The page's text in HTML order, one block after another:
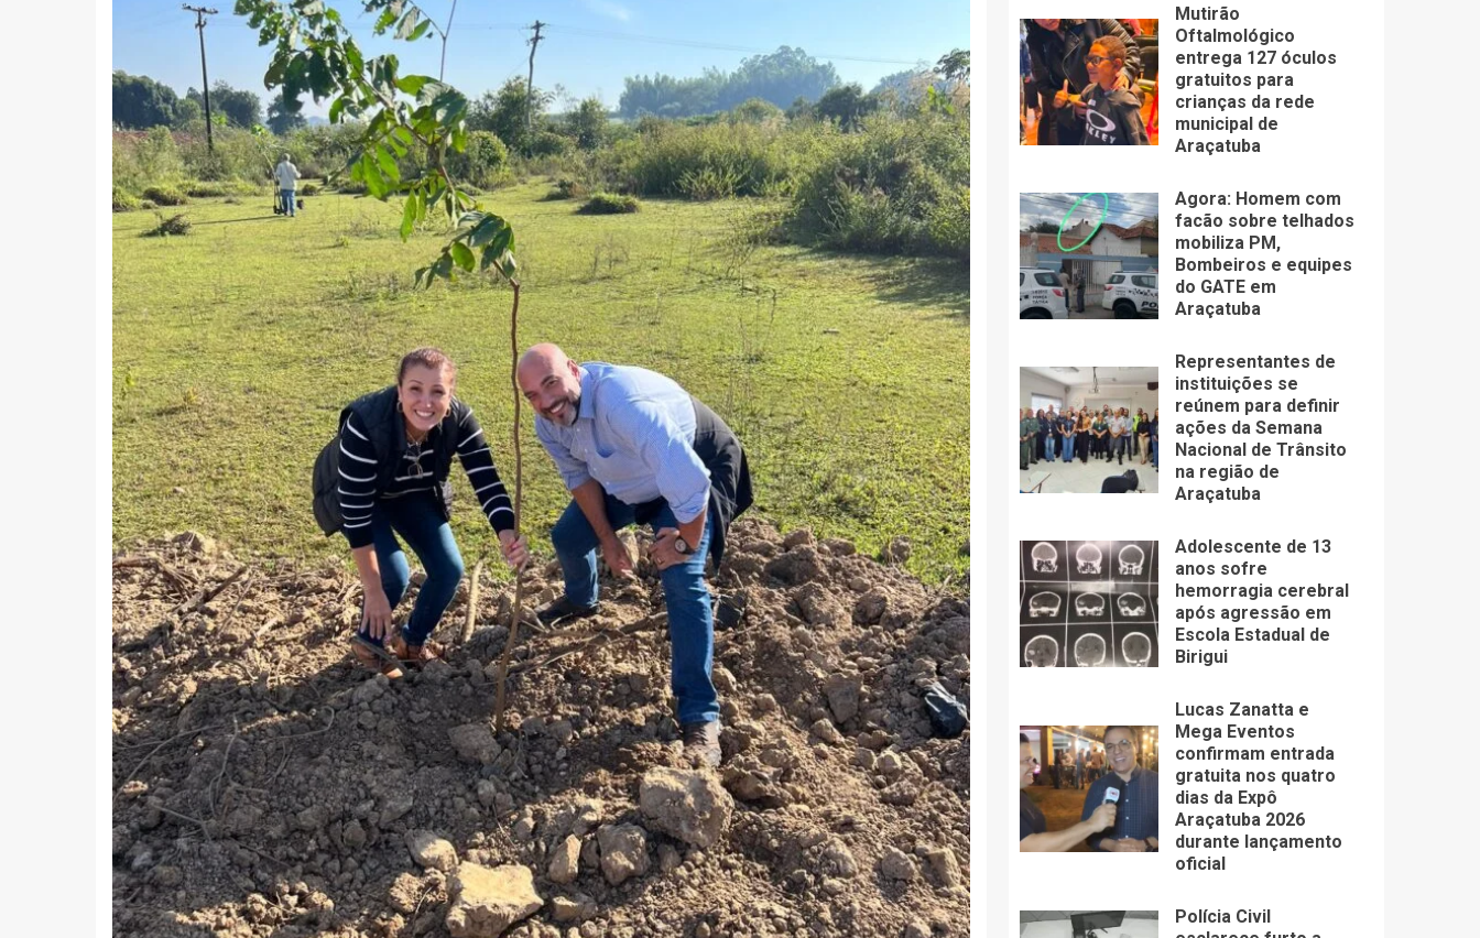
Mutirão
Oftalmológico
entrega 127 óculos
gratuitos para
crianças da rede
municipal de
Araçatuba
Agora: Homem com
facão sobre telhados
mobiliza PM,
Bombeiros e equipes
do GATE em
Araçatuba
Representantes de
instituições se
reúnem para definir
ações da Semana
Nacional de Trânsito
na região de
Araçatuba
Adolescente de 13
anos sofre
hemorragia cerebral
após agressão em
Escola Estadual de
Birigui
Lucas Zanatta e
Mega Eventos
confirmam entrada
gratuita nos quatro
dias da Expô
Araçatuba 2026
durante lançamento
oficial
Polícia Civil